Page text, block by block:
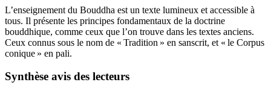
L’enseignement du Bouddha est un texte lumineux et accessible à
tous. Il présente les principes fondamentaux de la doctrine
bouddhique, comme ceux que l’on trouve dans les textes anciens.
Ceux connus sous le nom de « Tradition » en sanscrit, et « le Corpus
conique » en pali.
Synthèse avis des lecteurs